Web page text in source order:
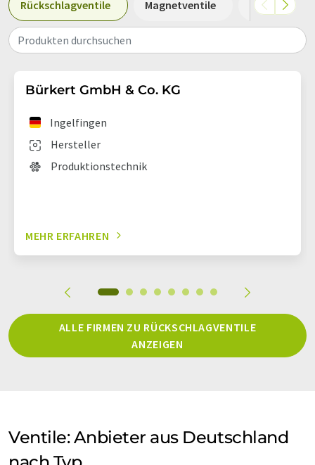
Rückschlagventile Magnetventile Sperrventile
Produkten durchsuchen
Bürkert GmbH & Co. KG
Hersteller
Ingelfingen
Produktionstechnik
MEHR ERFAHREN
ALLE FIRMEN ZU RÜCKSCHLAGVENTILE
ANZEIGEN
Ventile: Anbieter aus Deutschland